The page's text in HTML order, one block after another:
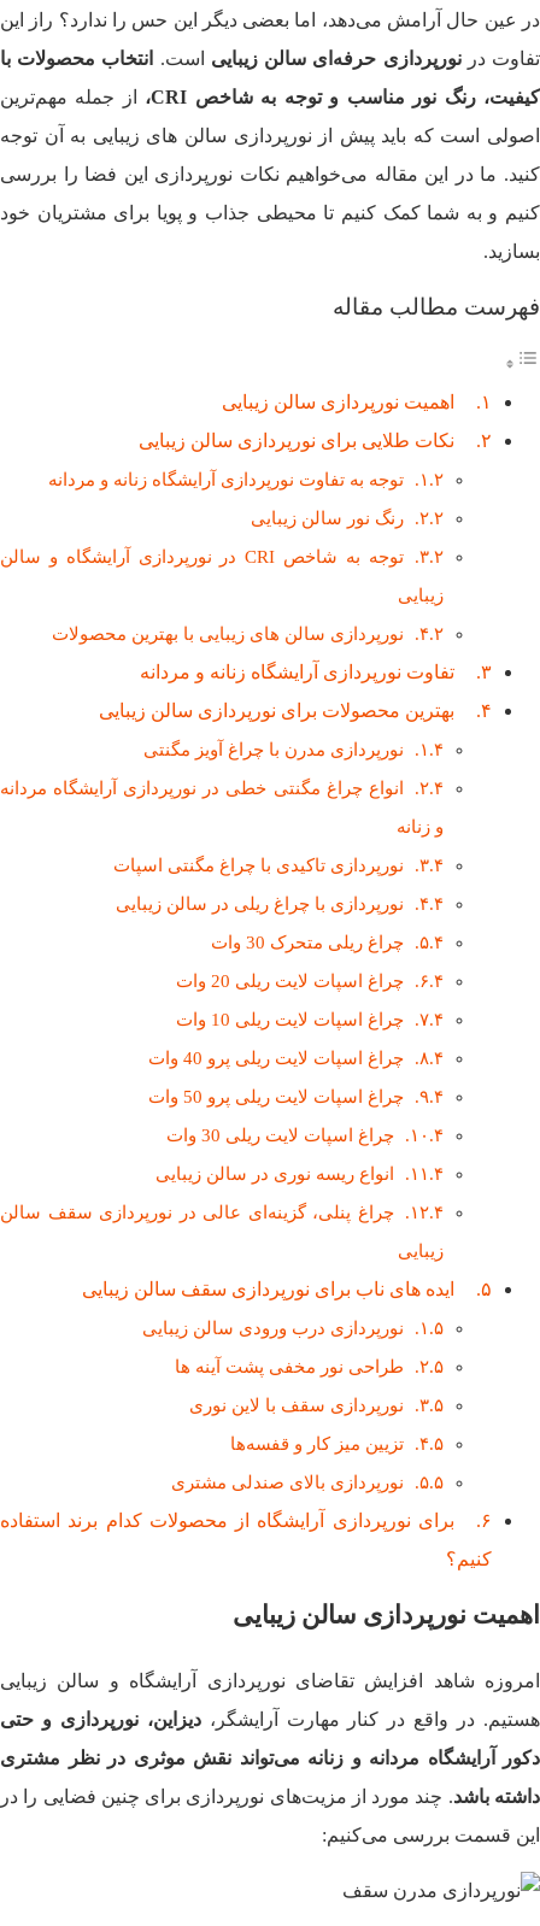
در عین حال آرامش می‌دهد، اما بعضی دیگر این حس را ندارد؟ راز این
تفاوت درنورپردازی حرفه‌ای سالن زیبایی است.
انتخاب محصولات با
کیفیت، رنگ نور مناسب و توجه به شاخص CRI،
از جمله مهم‌ترین
اصولی است که باید پیش از نورپردازی سالن‌ های زیبایی به آن توجه
کنید. ما در این مقاله می‌خواهیم نکات نورپردازی این فضا را بررسی
کنیم و به شما کمک کنیم تا محیطی جذاب و پویا برای مشتریان خود
بسازید.
فهرست مطالب مقاله
اهمیت نورپردازی سالن زیبایی
نکات طلایی برای نورپردازی سالن زیبایی
توجه به تفاوت نورپردازی آرایشگاه زنانه و مردانه
رنگ نور سالن زیبایی
توجه به شاخص CRI در نورپردازی آرایشگاه و سالن
زیبایی
نورپردازی سالن های زیبایی با بهترین محصولات
تفاوت نورپردازی آرایشگاه زنانه و مردانه
بهترین محصولات برای نورپردازی سالن زیبایی
نورپردازی مدرن با چراغ آویز مگنتی
انواع چراغ مگنتی خطی در نورپردازی آرایشگاه مردانه
و زنانه
نورپردازی تاکیدی با چراغ مگنتی اسپات
نورپردازی با چراغ ریلی در سالن زیبایی
چراغ ریلی متحرک 30 وات
چراغ اسپات لایت ریلی 20 وات
چراغ اسپات لایت ریلی 10 وات
چراغ اسپات لایت ریلی پرو 40 وات
چراغ اسپات لایت ریلی پرو 50 وات
چراغ اسپات لایت ریلی 30 وات
انواع ریسه نوری در سالن زیبایی
چراغ‌ پنلی، گزینه‌ای عالی در نورپردازی سقف سالن
زیبایی
ایده‌ های ناب برای نورپردازی سقف سالن زیبایی
نورپردازی درب ورودی سالن زیبایی
طراحی نور مخفی پشت آینه ها
نورپردازی سقف با لاین نوری
تزیین میز کار و قفسه‌ها
نورپردازی بالای صندلی مشتری
برای نورپردازی آرایشگاه از محصولات کدام برند استفاده
کنیم؟
اهمیت نورپردازی سالن زیبایی
امروزه شاهد افزایش تقاضای نورپردازی آرایشگاه و سالن زیبایی
هستیم. در واقع در کنار مهارت آرایشگر،دیزاین، نورپردازی و حتی
دکور آرایشگاه مردانه و زنانه می‌تواند نقش موثری در نظر مشتری
داشته باشد. چند مورد از مزیت‌های نورپردازی برای چنین فضایی را در
این قسمت بررسی می‌کنیم: